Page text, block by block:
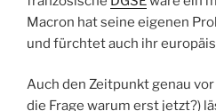
Macron hat seine eigenen
und fürchtet auch ihr
Auch den Zeitpunkt genau
die Frage warum erst jetzt?)